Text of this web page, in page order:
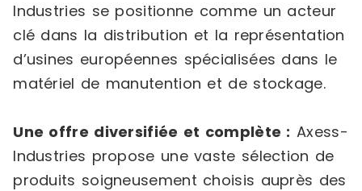
Industries se positionne comme un acteur
clé dans la distribution et la représentation
d’usines européennes spécialisées dans le
matériel de manutention et de stockage.
Une offre diversifiée et complète : Axess-
Industries propose une vaste sélection de
produits soigneusement choisis auprès des